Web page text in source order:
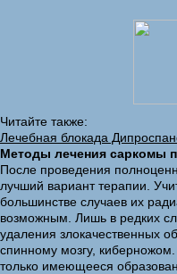
Читайте также:
Лечебная блокада
Методы лечения саркомы
После проведения
лучший вариант терапии.
большинстве случаев их
возможным. Лишь в редких
удаления злокачественных
спинному мозгу,
только имеющееся